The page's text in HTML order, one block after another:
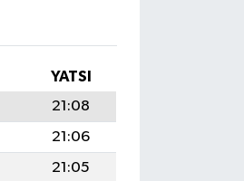
YATSI
21:08
21:06
21:05